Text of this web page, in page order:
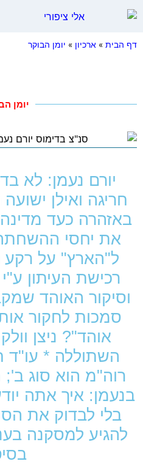
דף הבית » ארכיון » יומן הבוקר
יומן
יורם נעמן: לא
חריגה ואילן
באזהרה כעד
את יחסי
ל"הארץ" על רקע
רכישת העיתון
וסיקור האוהד
סמכות לחקור
אוהד"? ניצן
השתוללה * עו"ד
רוה"מ הוא סוג
בנעמן: איך אתה
בלי לבדוק את
להגיע למסקנה